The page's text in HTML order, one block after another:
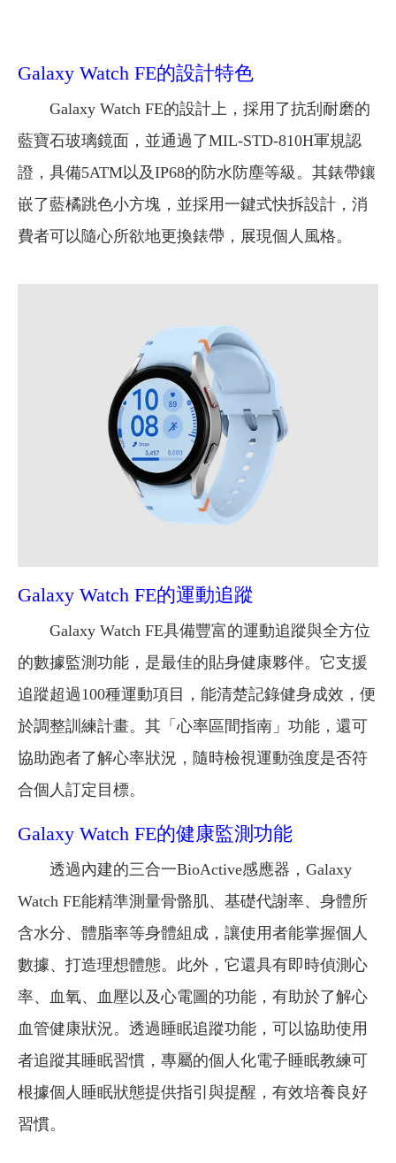
Galaxy Watch FE的設計特色
Galaxy Watch FE的設計上，採用了抗刮耐磨的
藍寶石玻璃鏡面，並通過了MIL-STD-810H軍規認
證，具備5ATM以及IP68的防水防塵等級。其錶帶鑲
嵌了藍橘跳色小方塊，並採用一鍵式快拆設計，消
費者可以隨心所欲地更換錶帶，展現個人風格。
Galaxy Watch FE的運動追蹤
Galaxy Watch FE具備豐富的運動追蹤與全方位
的數據監測功能，是最佳的貼身健康夥伴。它支援
追蹤超過100種運動項目，能清楚記錄健身成效，便
於調整訓練計畫。其「心率區間指南」功能，還可
協助跑者了解心率狀況，隨時檢視運動強度是否符
合個人訂定目標。
Galaxy Watch FE的健康監測功能
透過內建的三合一BioActive感應器，Galaxy
Watch FE能精準測量骨骼肌、基礎代謝率、身體所
含水分、體脂率等身體組成，讓使用者能掌握個人
數據、打造理想體態。此外，它還具有即時偵測心
率、血氧、血壓以及心電圖的功能，有助於了解心
血管健康狀況。透過睡眠追蹤功能，可以協助使用
者追蹤其睡眠習慣，專屬的個人化電子睡眠教練可
根據個人睡眠狀態提供指引與提醒，有效培養良好
習慣。